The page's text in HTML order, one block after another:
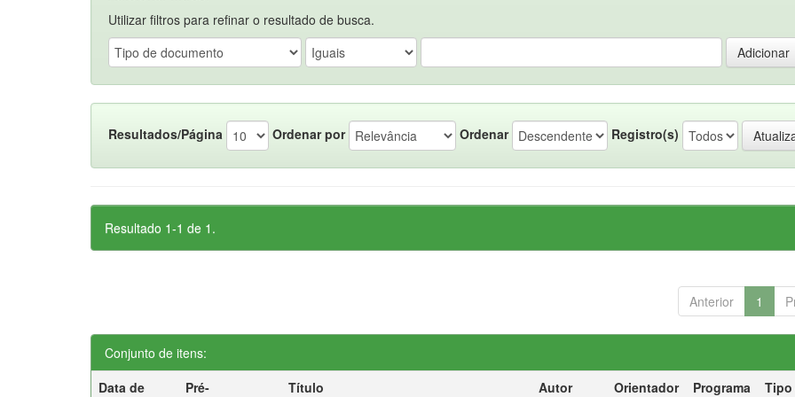
Utilizar filtros para refinar o resultado de busca.
Resultados/Página Ordenar por Ordenar Registro(s)
Resultado 1-1 de 1.
Anterior 1
Conjunto de itens:
Data de
Pré-
Título Autor Orientador Programa
Tipo